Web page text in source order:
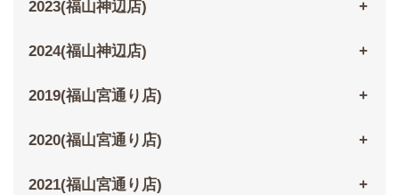
2023(福山神辺店)
2024(福山神辺店)
2019(福山宮通り店)
2020(福山宮通り店)
2021(福山宮通り店)